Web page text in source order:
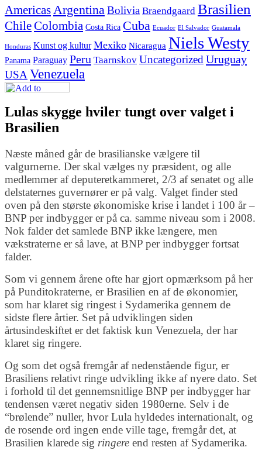
AmericasArgentinaBolivia Braendgaard Brasilien
ChileColombia Costa Rica Cuba Ecuador El Salvador Guatamala
Honduras Kunst og kultur Mexiko Nicaragua Niels Westy
Panama Paraguay Peru Taarnskov Uncategorized Uruguay
USA Venezuela
Lulas skygge hviler tungt over valget i
Brasilien
Næste måned går de brasilianske vælgere til
valgurnerne. Der skal vælges ny præsident, og alle
medlemmer af deputeretkammeret, 2/3 af senatet og alle
delstaternes guvernører er på valg. Valget finder sted
oven på den største økonomiske krise i landet i 100 år –
BNP per indbygger er på ca. samme niveau som i 2008.
Nok falder det samlede BNP ikke længere, men
vækstraterne er så lave, at BNP per indbygger fortsat
falder.
Som vi gennem årene ofte har gjort opmærksom på her
på Punditokraterne, er Brasilien en af de økonomier,
som har klaret sig ringest i Sydamerika gennem de
sidste flere årtier. Set på udviklingen siden
årtusindeskiftet er det faktisk kun Venezuela, der har
klaret sig ringere.
Og som det også fremgår af nedenstående figur, er
Brasiliens relativt ringe udvikling ikke af nyere dato. Set
i forhold til det gennemsnitlige BNP per indbygger har
tendensen været negativ siden 1980erne. Selv i de
“brølende” nuller, hvor Lula hyldedes internationalt, og
de rosende ord ingen ende ville tage, fremgår det, at
Brasilien klarede sig ringere end resten af Sydamerika.